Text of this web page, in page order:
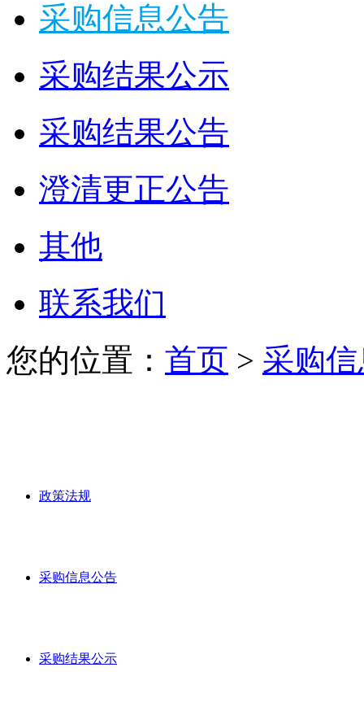
采购信息公告
采购结果公示
采购结果公告
澄清更正公告
其他
联系我们
您的位置： 首页 > 采购
政策法规
采购信息公告
采购结果公示